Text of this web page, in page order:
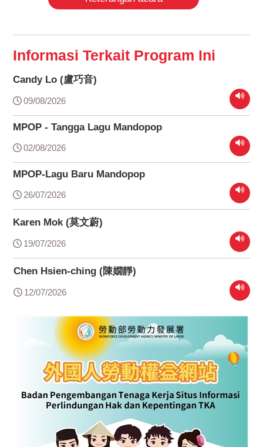
Informasi Terkait Program Ini
Candy Lo (盧巧音)
09/08/2026
MPOP - Tangga Lagu Mandopop
02/08/2026
MPOP-Lagu Baru Mandopop
26/07/2026
Karen Mok (莫文蔚)
19/07/2026
Chen Hsien-ching (陳嫺靜)
12/07/2026